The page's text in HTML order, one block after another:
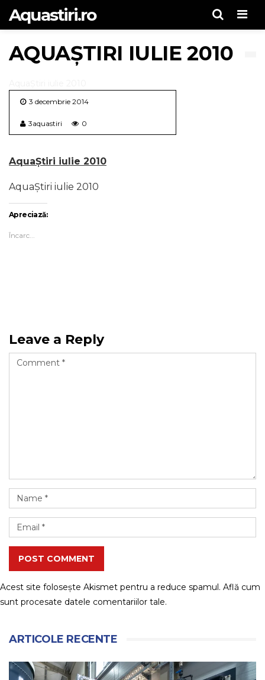
Aquastiri.ro
AQUAȘTIRI IULIE 2010
3 decembrie 2014
3aquastiri 0
AquaȘtiri iulie 2010
AquaȘtiri iulie 2010
Apreciază:
Încarc...
Leave a Reply
POST COMMENT
Acest site folosește Akismet pentru a reduce spamul. Află cum
sunt procesate datele comentariilor tale.
ARTICOLE RECENTE